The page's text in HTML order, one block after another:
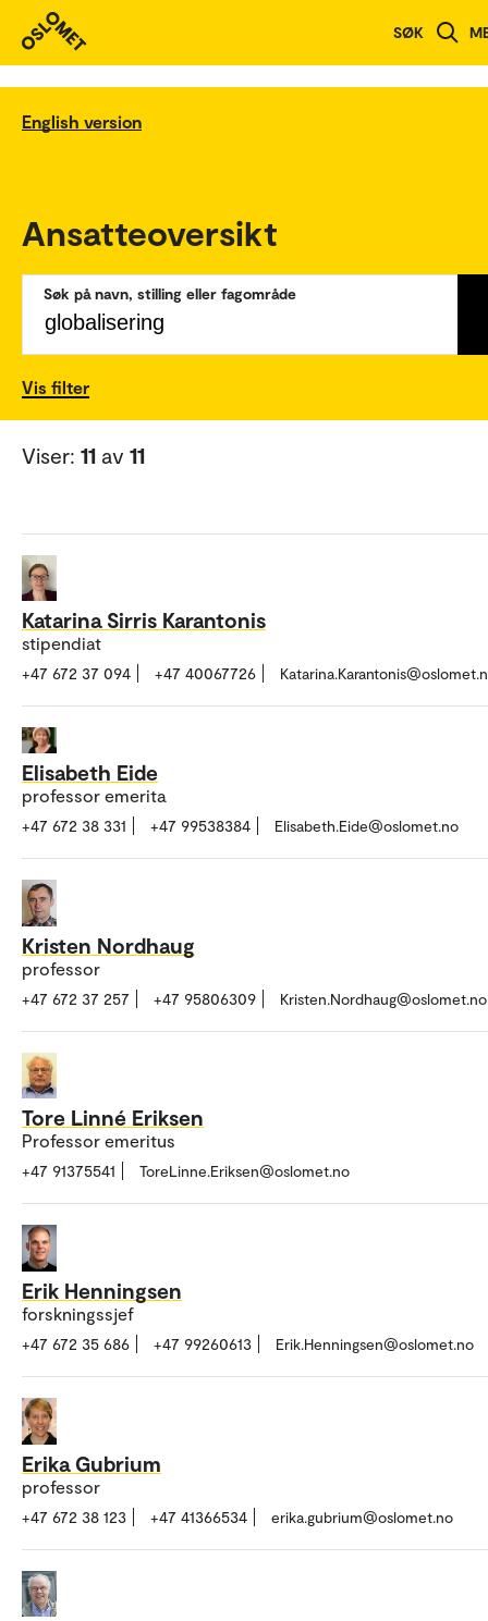
SØK
English version
Ansatteoversikt
Søk på navn, stilling eller fagområde
Vis filter
Viser: 11 av 11
Katarina Sirris Karantonis
stipendiat
+47 672 37 094 +47 40067726
Elisabeth Eide
professor emerita
+47 672 38 331 +47 99538384 Elisabeth.Eide@oslomet.no
Kristen Nordhaug
professor
+47 672 37 257 +47 95806309 Kristen.Nordhaug@oslomet.no
Tore Linné Eriksen
Professor emeritus
+47 91375541 ToreLinne.Eriksen@oslomet.no
Erik Henningsen
forskningssjef
+47 672 35 686 +47 99260613 Erik.Henningsen@oslomet.no
Erika Gubrium
professor
+47 672 38 123 +47 41366534 erika.gubrium@oslomet.no